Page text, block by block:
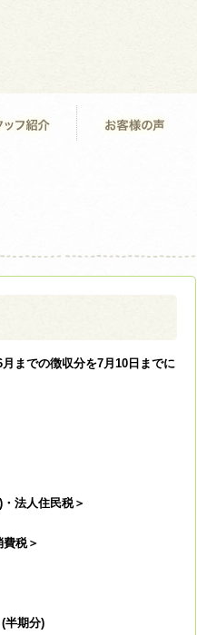
までの徴収分を7月10日までに
法人住民税＞
税＞
半期分)